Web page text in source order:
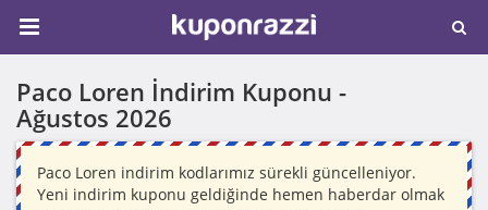
Paco Loren İndirim Kuponu -
Ağustos 2026
Paco Loren indirim kodlarımız sürekli güncelleniyor.
Yeni indirim kuponu geldiğinde hemen haberdar olmak